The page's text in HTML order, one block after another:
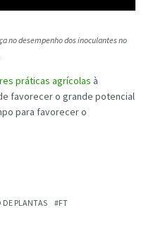
no desempenho dos inoculantes no
práticas agrícolas à
favorecer o grande potencial
para favorecer o
DE PLANTAS
FT